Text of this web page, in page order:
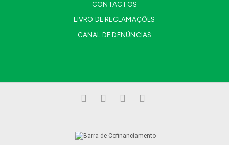
CONTACTOS
LIVRO DE RECLAMAÇÕES
CANAL DE DENÚNCIAS